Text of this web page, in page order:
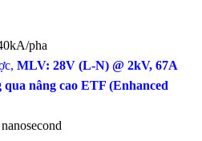
pha
MLV: 28V (L-N) @ 2kV, 67A
qua nâng cao ETF (Enhanced